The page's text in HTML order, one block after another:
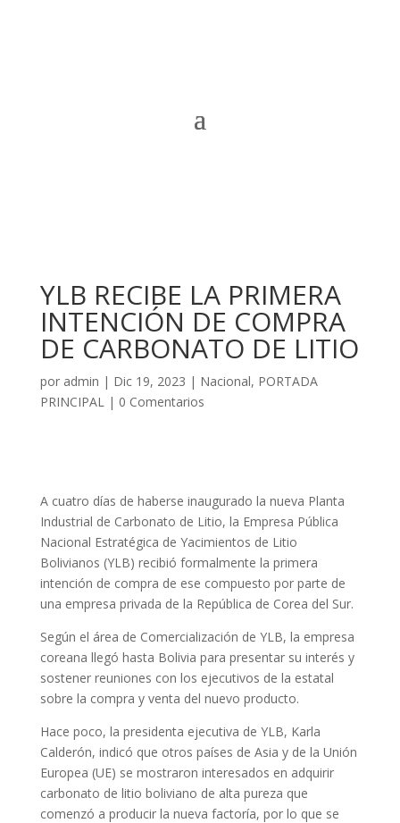
YLB RECIBE LA PRIMERA
INTENCIÓN DE COMPRA
DE CARBONATO DE LITIO
por admin | Dic 19, 2023 | Nacional, PORTADA
PRINCIPAL| 0 Comentarios
A cuatro días de haberse inaugurado la nueva Planta
Industrial de Carbonato de Litio, la Empresa Pública
Nacional Estratégica de Yacimientos de Litio
Bolivianos (YLB) recibió formalmente la primera
intención de compra de ese compuesto por parte de
una empresa privada de la República de Corea del Sur.
Según el área de Comercialización de YLB, la empresa
coreana llegó hasta Bolivia para presentar su interés y
sostener reuniones con los ejecutivos de la estatal
sobre la compra y venta del nuevo producto.
Hace poco, la presidenta ejecutiva de YLB, Karla
Calderón, indicó que otros países de Asia y de la Unión
Europea (UE) se mostraron interesados en adquirir
carbonato de litio boliviano de alta pureza que
comenzó a producir la nueva factoría, por lo que se